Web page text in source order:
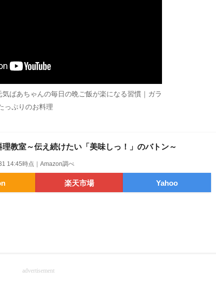
気ばあちゃんの毎日の晩ご飯が楽になる習慣｜ガラ
っぷりのお料理
理教室～伝え続けたい「美味しっ！」のバトン～
14:45時点｜Amazon調べ
楽天市場 Yahoo
advertisement